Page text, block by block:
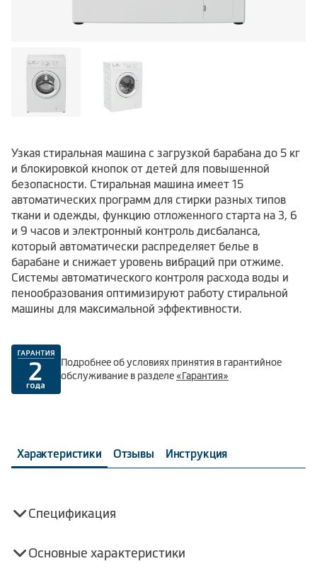
Узкая стиральная машина с загрузкой барабана до 5 кг
и блокировкой кнопок от детей для повышенной
безопасности. Стиральная машина имеет 15
автоматических программ для стирки разных типов
ткани и одежды, функцию отложенного старта на 3, 6
и 9 часов и электронный контроль дисбаланса,
который автоматически распределяет белье в
барабане и снижает уровень вибраций при отжиме.
Системы автоматического контроля расхода воды и
пенообразования оптимизируют работу стиральной
машины для максимальной эффективности.
Подробнее об условиях принятия в гарантийное
обслуживание в разделе«Гарантия»
Характеристики Отзывы Инструкция
Спецификация
Основные характеристики